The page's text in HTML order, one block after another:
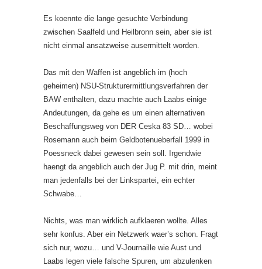
Es koennte die lange gesuchte Verbindung
zwischen Saalfeld und Heilbronn sein, aber sie ist
nicht einmal ansatzweise ausermittelt worden.
Das mit den Waffen ist angeblich im (hoch
geheimen) NSU-Strukturermittlungsverfahren der
BAW enthalten, dazu machte auch Laabs einige
Andeutungen, da gehe es um einen alternativen
Beschaffungsweg von DER Ceska 83 SD… wobei
Rosemann auch beim Geldbotenueberfall 1999 in
Poessneck dabei gewesen sein soll. Irgendwie
haengt da angeblich auch der Jug P. mit drin, meint
man jedenfalls bei der Linkspartei, ein echter
Schwabe…
Nichts, was man wirklich aufklaeren wollte. Alles
sehr konfus. Aber ein Netzwerk waer’s schon. Fragt
sich nur, wozu… und V-Journaille wie Aust und
Laabs legen viele falsche Spuren, um abzulenken